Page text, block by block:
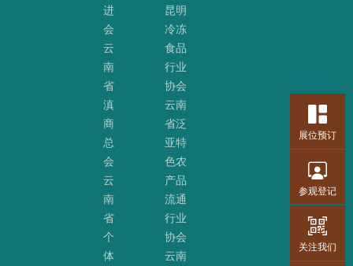
进
会
云
南
省
滇
商
总
会
云
南
省
个
体
昆明
冷冻
食品
行业
协会
云南
省泛
亚特
色农
产品
流通
行业
协会
云南
展位预订
参观登记
关注我们